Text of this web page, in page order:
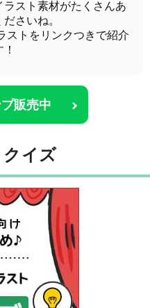
スト素材がたくさんあ
さいね。
ストをリンクつきで紹介
販売中
イズ